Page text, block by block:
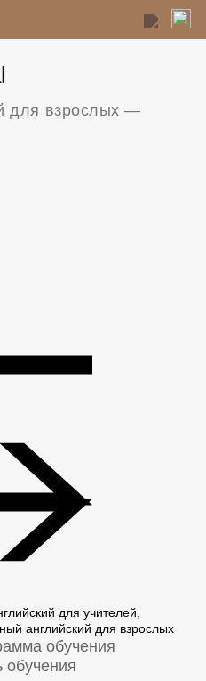
для взрослых —
для учителей,
английский для взрослых
обучения
обучения